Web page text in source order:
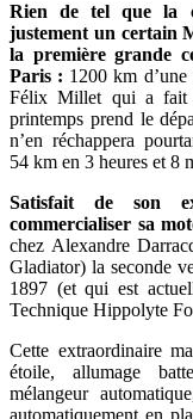
Rien de tel que la
justement un certain
la première grande
Paris : 1200 km
Félix Millet qui a fait
printemps prend le
n’en réchappera
54 km en 3 heures et 8
Satisfait de son
commercialiser sa
chez Alexandre
Gladiator) la seconde
1897 (et qui est
Technique Hippolyte
Cette extraordinaire
étoile, allumage
mélangeur